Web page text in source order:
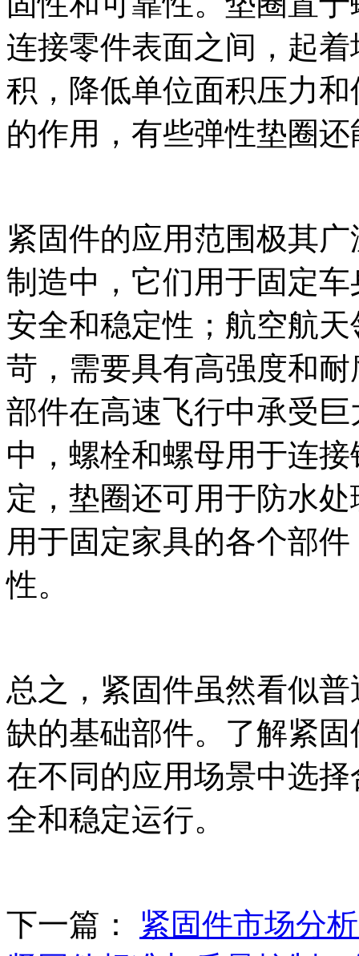
连接零件表面之间，起
积，降低单位面积压力
的作用，有些弹性垫圈
紧固件的应用范围极其
制造中，它们用于固定
安全和稳定性；航空航
苛，需要具有高强度和
部件在高速飞行中承受
中，螺栓和螺母用于连
定，垫圈还可用于防水
用于固定家具的各个部
性。
总之，紧固件虽然看似
缺的基础部件。了解紧
在不同的应用场景中选
全和稳定运行。
下一篇： 紧固件市场分